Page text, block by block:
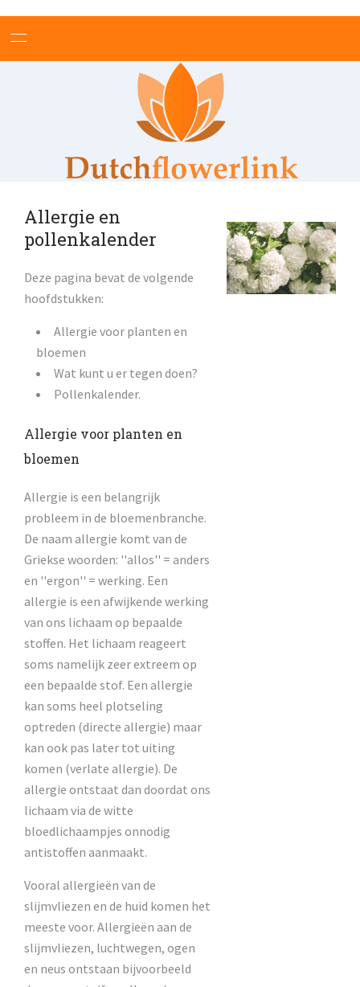
ONLINE BLOEMENWINKELS
PLANTEN
TUINEN EN TUINIEREN
NIEUWS
Allergie en
pollenkalender
Deze pagina bevat de volgende
hoofdstukken:
Allergie voor planten en
bloemen
Wat kunt u er tegen doen?
Pollenkalender.
Allergie voor planten en
bloemen
Allergie is een belangrijk
probleem in de bloemenbranche.
De naam allergie komt van de
Griekse woorden: ''allos'' = anders
en ''ergon'' = werking. Een
allergie is een afwijkende werking
van ons lichaam op bepaalde
stoffen. Het lichaam reageert
soms namelijk zeer extreem op
een bepaalde stof. Een allergie
kan soms heel plotseling
optreden (directe allergie) maar
kan ook pas later tot uiting
komen (verlate allergie). De
allergie ontstaat dan doordat ons
lichaam via de witte
bloedlichaampjes onnodig
antistoffen aanmaakt.
Vooral allergieën van de
slijmvliezen en de huid komen het
meeste voor. Allergieën aan de
slijmvliezen, luchtwegen, ogen
en neus ontstaan bijvoorbeeld